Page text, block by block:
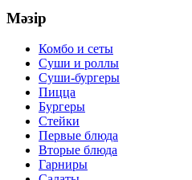
Мәзір
Комбо и сеты
Суши и роллы
Суши-бургеры
Пицца
Бургеры
Стейки
Первые блюда
Вторые блюда
Гарниры